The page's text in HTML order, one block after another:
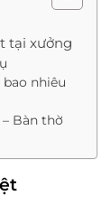
tại xưởng
nhiêu
Bàn thờ